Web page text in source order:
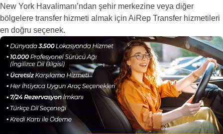
New York Havalimanı’ndan şehir merkezine veya diğer
bölgelere transfer hizmeti almak için AiRep Transfer hizmetileri
en doğru seçenek.